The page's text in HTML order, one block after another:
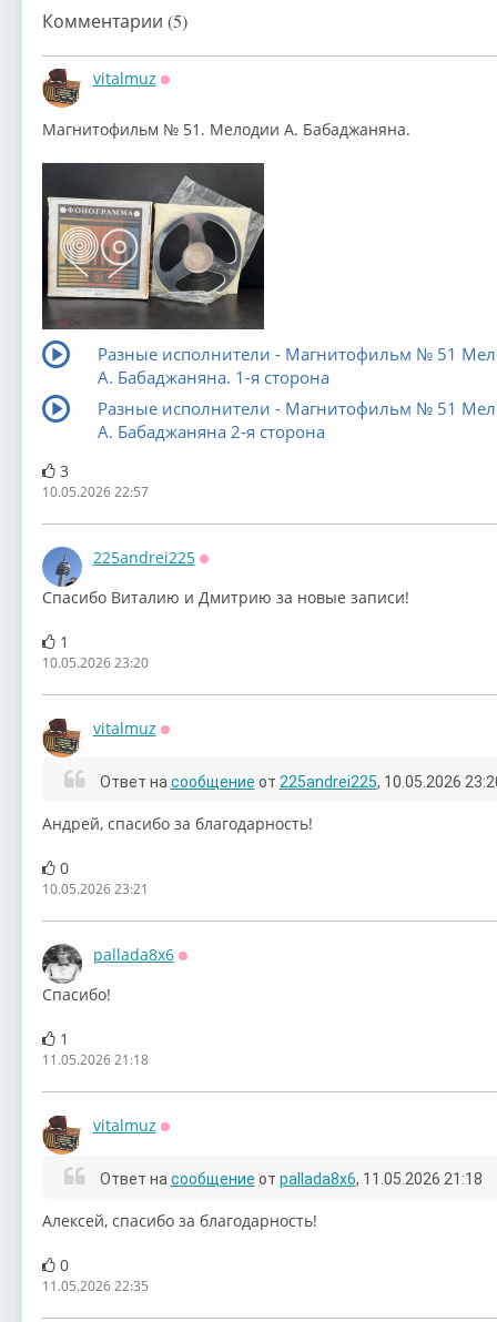
Комментарии (5)
vitalmuz
Магнитофильм № 51. Мелодии А. Бабаджаняна.
Разные исполнители - Магнитофильм № 51
А. Бабаджаняна. 1-я сторона
Разные исполнители - Магнитофильм № 51
А. Бабаджаняна 2-я сторона
3
10.05.2026 22:57
225andrei225
Спасибо Виталию и Дмитрию за новые записи!
1
10.05.2026 23:20
vitalmuz
Ответ на сообщение от 225andrei225, 10.05.2026
Андрей, спасибо за благодарность!
0
10.05.2026 23:21
pallada8x6
Спасибо!
1
11.05.2026 21:18
vitalmuz
Ответ на сообщение от pallada8x6, 11.05.2026 21:18
Алексей, спасибо за благодарность!
0
11.05.2026 22:35